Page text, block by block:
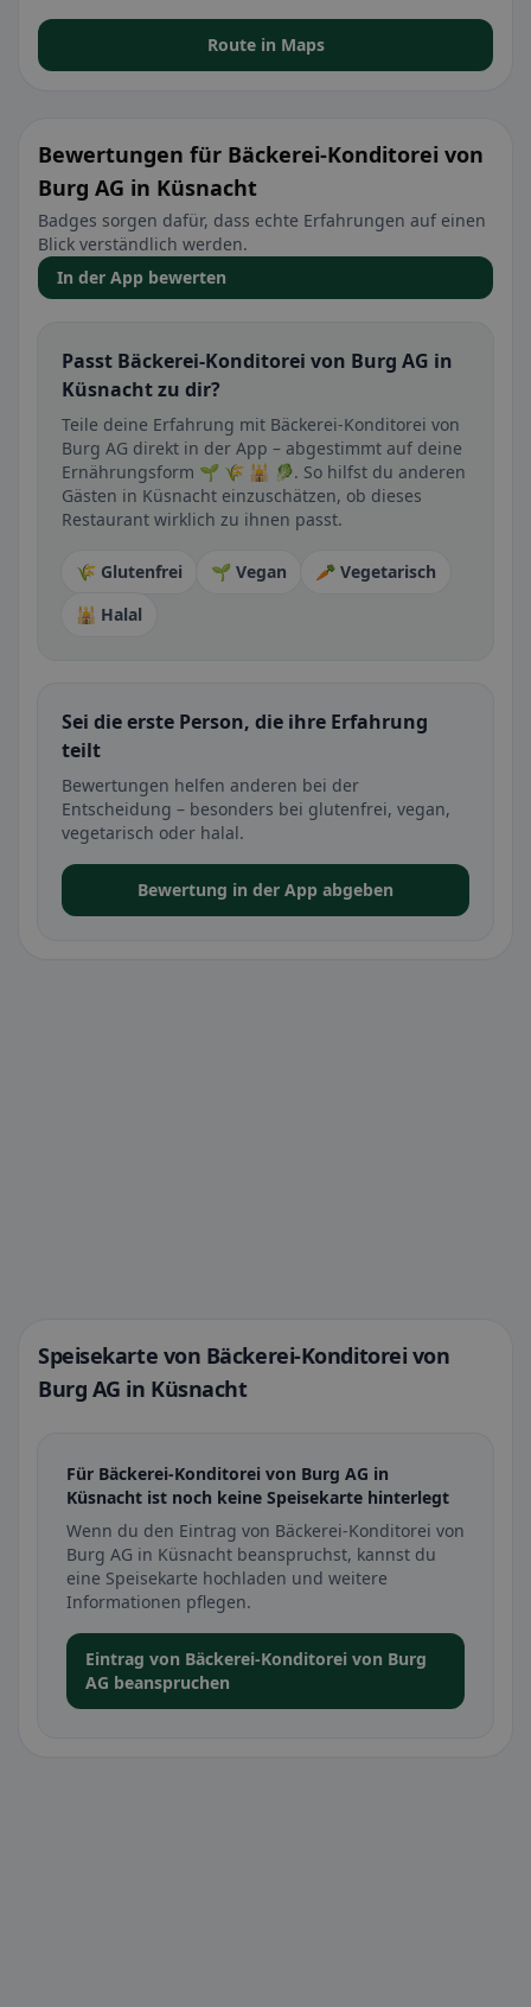
Route in Maps
Bewertungen für Bäckerei-Konditorei von
Burg AG in Küsnacht
Badges sorgen dafür, dass echte Erfahrungen auf einen
Blick verständlich werden.
In der App bewerten
Passt Bäckerei-Konditorei von Burg AG in
Küsnacht zu dir?
Teile deine Erfahrung mit Bäckerei-Konditorei von
Burg AG direkt in der App – abgestimmt auf deine
Ernährungsform 🌱 🌾 🕌 🥬. So hilfst du anderen
Gästen in Küsnacht einzuschätzen, ob dieses
Restaurant wirklich zu ihnen passt.
🌾 Glutenfrei 🌱 Vegan
🥕 Vegetarisch
🕌 Halal
Sei die erste Person, die ihre Erfahrung
teilt
Bewertungen helfen anderen bei der
Entscheidung – besonders bei glutenfrei, vegan,
vegetarisch oder halal.
Bewertung in der App abgeben
Speisekarte von Bäckerei-Konditorei von
Burg AG in Küsnacht
Für Bäckerei-Konditorei von Burg AG in
Küsnacht ist noch keine Speisekarte hinterlegt
Wenn du den Eintrag von Bäckerei-Konditorei von
Burg AG in Küsnacht beanspruchst, kannst du
eine Speisekarte hochladen und weitere
Informationen pflegen.
Eintrag von Bäckerei-Konditorei von Burg
AG beanspruchen